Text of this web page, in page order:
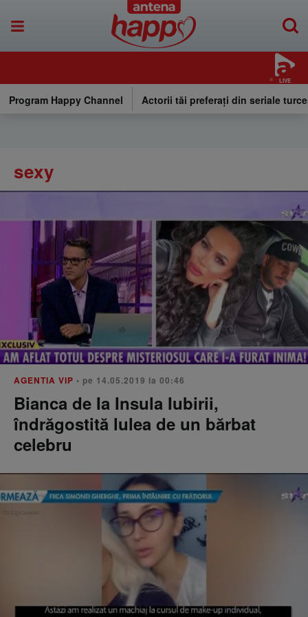
LIVE
Program Happy Channel Actorii tăi preferați din seriale
sexy
AGENTIA VIP • pe 14.05.2019 la 00:46
Bianca de Ia Insula Iubirii,
îndrăgostită lulea de un bărbat
celebru